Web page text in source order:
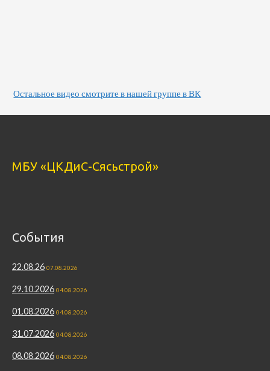
Остальное видео смотрите в нашей группе в ВК
МБУ «ЦКДиС-Сясьстрой»
События
22.08.26 07.08.2026
29.10.2026 04.08.2026
01.08.2026 04.08.2026
31.07.2026 04.08.2026
08.08.2026 04.08.2026